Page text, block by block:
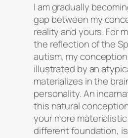
I am gradually
gap between my
reality and yours. For
the reflection of the
autism, my
illustrated by an
materializes in the
personality. An
this natural
your more
different foundation,